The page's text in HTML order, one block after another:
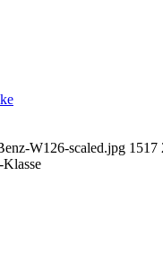
W126-scaled.jpg 1517